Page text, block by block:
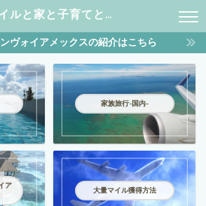
ルと家と子育てと…
ヴォイアメックスの紹介はこちら
家族旅行-国内-
ア
大量マイル獲得方法